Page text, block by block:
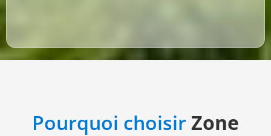
Pourquoi choisirZone